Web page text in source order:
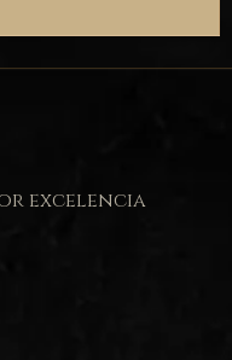
excelencia